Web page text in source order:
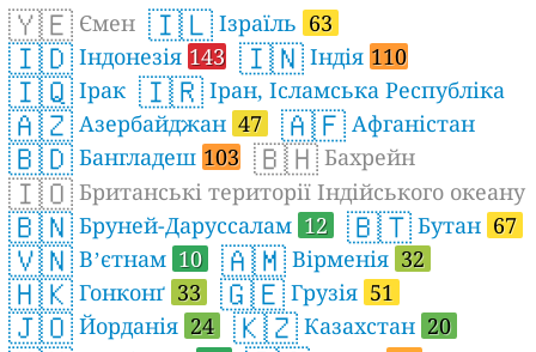
🇾🇪 Ємен 🇮🇱 Ізраїль 63
🇮🇩 Індонезія 143 🇮🇳 Індія 110
🇮🇶 Ірак 🇮🇷 Іран, Ісламська Республіка
🇦🇿 Азербайджан 47 🇦🇫 Афганістан
🇧🇩 Бангладеш 103 🇧🇭 Бахрейн
🇮🇴 Британські території Індійського океану
🇧🇳 Бруней-Даруссалам 12 🇧🇹 Бутан 67
🇻🇳 Вʼєтнам 10 🇦🇲 Вірменія 32
🇭🇰 Гонконґ 33 🇬🇪 Грузія 51
🇯🇴 Йорданія 24 🇰🇿 Казахстан 20